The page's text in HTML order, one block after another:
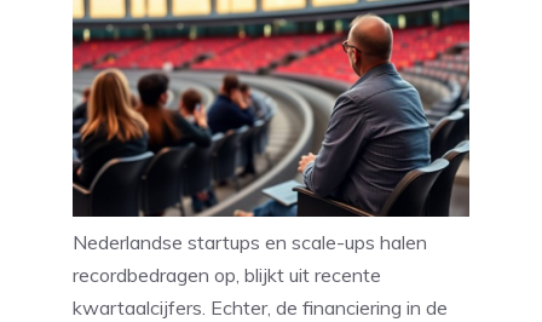
Nederlandse startups en scale-ups halen
recordbedragen op, blijkt uit recente
kwartaalcijfers. Echter, de financiering in de